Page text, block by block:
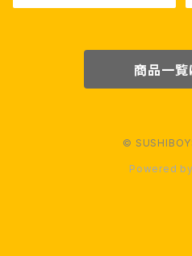
商品一覧
©
Powered by